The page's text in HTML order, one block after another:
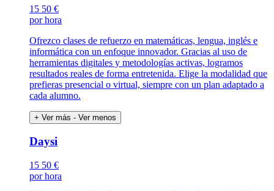
15 50 €
por hora
Ofrezco clases de refuerzo en matemáticas, lengua, inglés e
informática con un enfoque innovador. Gracias al uso de
herramientas digitales y metodologías activas, logramos
resultados reales de forma entretenida. Elige la modalidad que
prefieras presencial o virtual, siempre con un plan adaptado a
cada alumno.
+ Ver más - Ver menos
Daysi
15 50 €
por hora